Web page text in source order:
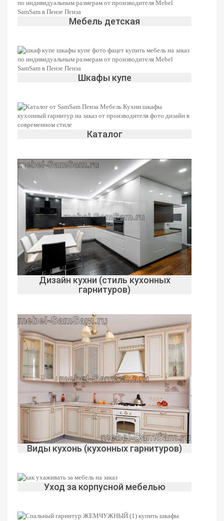
Мебель детская
Шкафы купе
Каталог
Дизайн кухни (стиль кухонных
гарнитуров)
Виды кухонь (кухонных гарнитуров)
Уход за корпусной мебелью